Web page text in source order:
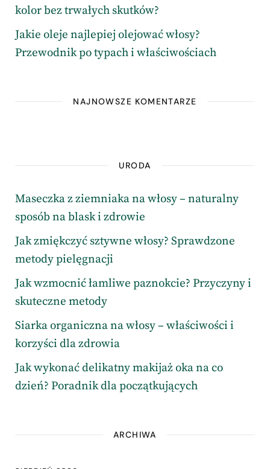
kolor bez trwałych skutków?
Jakie oleje najlepiej olejować włosy?
Przewodnik po typach i właściwościach
NAJNOWSZE KOMENTARZE
URODA
Maseczka z ziemniaka na włosy – naturalny
sposób na blask i zdrowie
Jak zmiękczyć sztywne włosy? Sprawdzone
metody pielęgnacji
Jak wzmocnić łamliwe paznokcie? Przyczyny i
skuteczne metody
Siarka organiczna na włosy – właściwości i
korzyści dla zdrowia
Jak wykonać delikatny makijaż oka na co
dzień? Poradnik dla początkujących
ARCHIWA